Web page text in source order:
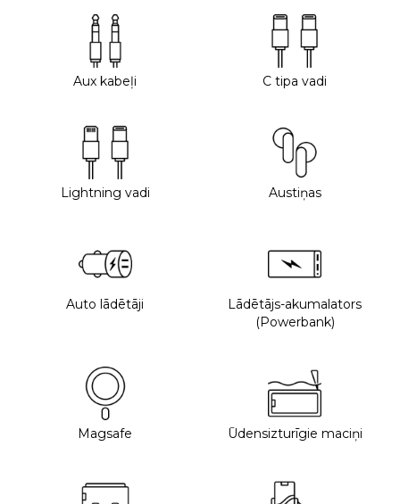
Aux kabeļi C tipa vadi
Lightning vadi Austiņas
Auto lādētāji
Lādētājs-akumalators
(Powerbank)
Magsafe Ūdensizturīgie maciņi